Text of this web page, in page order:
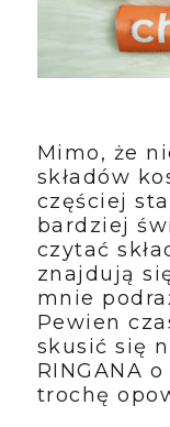
Mimo, że
składów
częściej
bardziej
czytać
znajdują
mnie
Pewien
skusić się
RINGANA
trochę